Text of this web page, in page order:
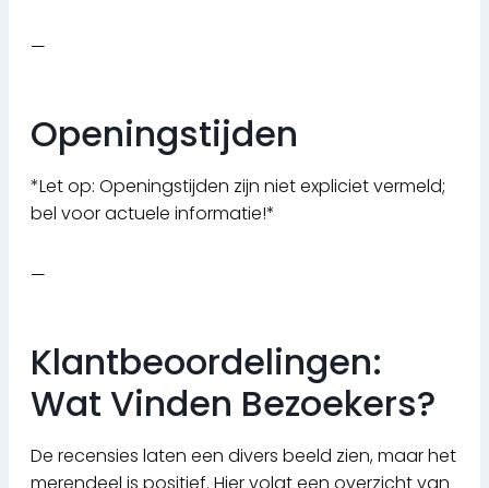
—
Openingstijden
*Let op: Openingstijden zijn niet expliciet vermeld;
bel voor actuele informatie!*
—
Klantbeoordelingen:
Wat Vinden Bezoekers?
De recensies laten een divers beeld zien, maar het